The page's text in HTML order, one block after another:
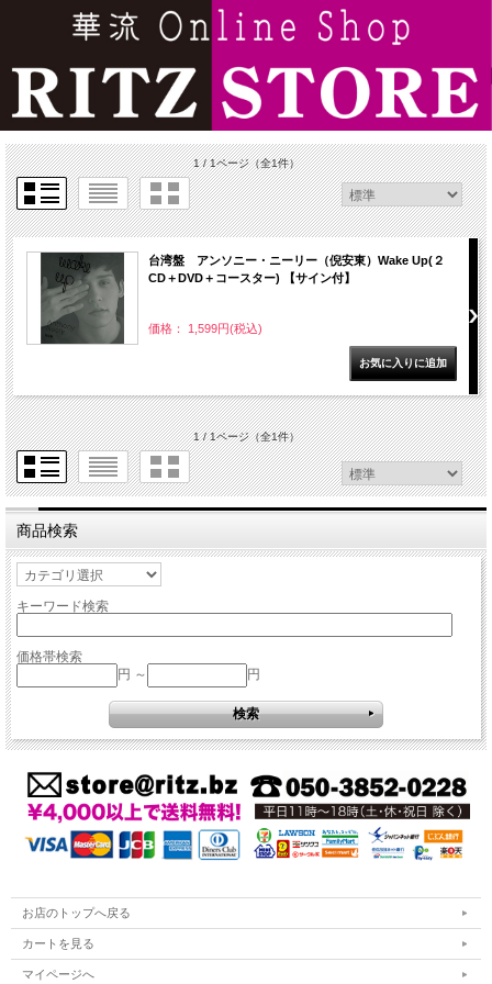
1 / 1ページ（全1件）
台湾盤 アンソニー・ニーリー（倪安東）Wake Up(２
CD＋DVD＋コースター) 【サイン付】
価格： 1,599円(税込)
1 / 1ページ（全1件）
商品検索
キーワード検索
価格帯検索
円 ～
円
お店のトップへ戻る
カートを見る
マイページへ